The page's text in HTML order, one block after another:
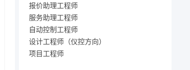
报价助理工程师
服务助理工程师
自动控制工程师
设计工程师（仪控方向）
项目工程师